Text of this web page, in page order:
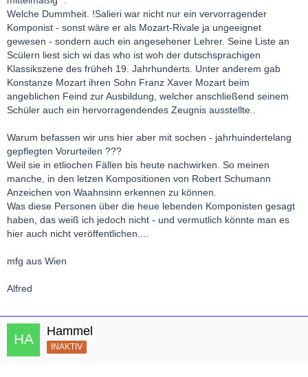
Welche Dummheit. !Salieri war nicht nur ein vervorragender
Komponist - sonst wäre er als Mozart-Rivale ja ungeeignet
gewesen - sondern auch ein angesehener Lehrer. Seine Liste an
Scülern liest sich wi das who ist woh der dutschsprachigen
Klassikszene des früheh 19. Jahrhunderts. Unter anderem gab
Konstanze Mozart ihren Sohn Franz Xaver Mozart beim
angeblichen Feind zur Ausbildung, welcher anschließend seinem
Schüler auch ein hervorragendendes Zeugnis ausstellte..
Warum befassen wir uns hier aber mit sochen - jahrhuindertelang
gepflegten Vorurteilen ???
Weil sie in etliochen Fällen bis heute nachwirken. So meinen
manche, in den letzen Kompositionen von Robert Schumann
Anzeichen von Waahnsinn erkennen zu können.
Was diese Personen über die heue lebenden Komponisten gesagt
haben, das weiß ich jedoch nicht - und vermutlich könnte man es
hier auch nicht veröffentlichen....
mfg aus Wien
Alfred
Hammel
INAKTIV